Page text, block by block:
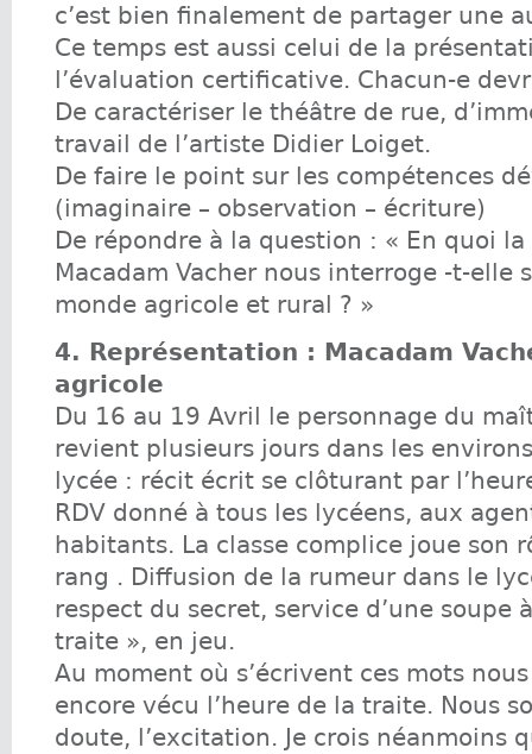
c’est bien finalement de partager une
Ce temps est aussi celui de la
l’évaluation certificative. Chacun-e
De caractériser le théâtre de rue,
travail de l’artiste Didier Loiget.
De faire le point sur les compétences
(imaginaire – observation – écriture)
De répondre à la question : « En quoi
Macadam Vacher nous interroge -t-elle
monde agricole et rural ? »
4. Représentation : Macadam
agricole
Du 16 au 19 Avril le personnage du
revient plusieurs jours dans les
lycée : récit écrit se clôturant par
RDV donné à tous les lycéens, aux
habitants. La classe complice joue son
rang . Diffusion de la rumeur dans le
respect du secret, service d’une soupe
traite », en jeu.
Au moment où s’écrivent ces mots nous
encore vécu l’heure de la traite. Nous
doute, l’excitation. Je crois néanmoins